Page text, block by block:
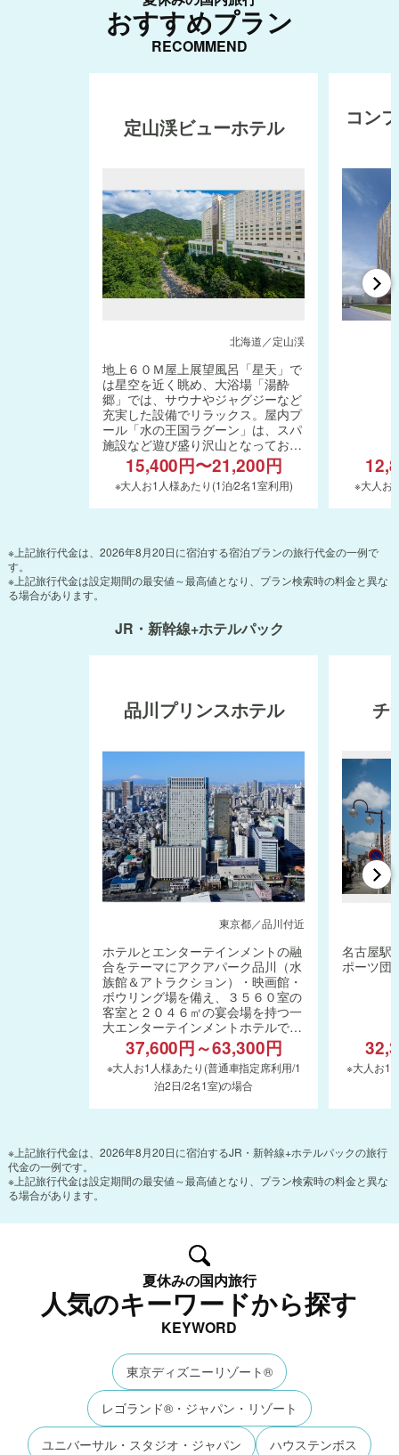
おすすめプラン
RECOMMEND
定山渓ビューホテル
北海道／定山渓
地上６０Ｍ屋上展望風呂「星天」で
は星空を近く眺め、大浴場「湯酔
郷」では、サウナやジャグジーなど
充実した設備でリラックス。屋内プ
ール「水の王国ラグーン」は、スパ
施設など遊び盛り沢山となっており
ます。15,400円〜21,200円
※大人お1人様あたり(1泊/2名1室利用)
コン
※大人お
※上記旅行代金は、2026年8月20日に宿泊する宿泊プランの旅行代金の一例で
す。
※上記旅行代金は設定期間の最安値～最高値となり、プラン検索時の料金と異な
る場合があります。
JR・新幹線+ホテルパック
品川プリンスホテル
東京都／品川付近
ホテルとエンターテインメントの融
合をテーマにアクアパーク品川（水
族館＆アトラクション）・映画館・
ボウリング場を備え、３５６０室の
客室と２０４６㎡の宴会場を持つ一
大エンターテインメントホテルで
す。37,600円～63,300円
※大人お1人様あたり(普通車指定席利用/1
泊2日/2名1室)の場合
チ
名古屋駅
ポーツ団
※大人お1
※上記旅行代金は、2026年8月20日に宿泊するJR・新幹線+ホテルパックの旅行
代金の一例です。
※上記旅行代金は設定期間の最安値～最高値となり、プラン検索時の料金と異な
る場合があります。
夏休みの国内旅行
人気のキーワードから探す
KEYWORD
東京ディズニーリゾート®
レゴランド®・ジャパン・リゾート
ユニバーサル・スタジオ・ジャパン ハウステンボス